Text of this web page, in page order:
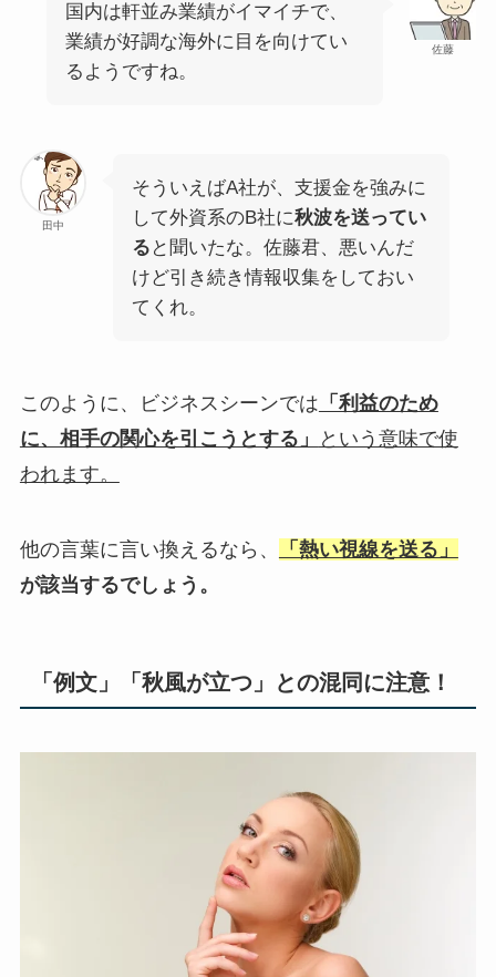
佐藤
国内は軒並み業績がイマイチで、
業績が好調な海外に目を向けてい
るようですね。
田中
そういえばA社が、支援金を強みに
して外資系のB社に秋波を送ってい
る と聞いたな。佐藤君、悪いんだ
けど引き続き情報収集をしておい
てくれ。
このように、ビジネスシーンでは 「利益のため
に、相手の関心を引こうとする」
という意味で使
われます。
他の言葉に言い換えるなら、
「熱い視線を送る」
が該当するでしょう。
「例文」「秋風が立つ」との混同に注意！